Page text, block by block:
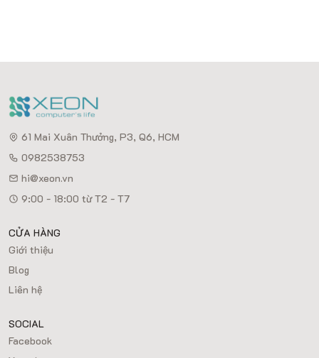
61 Mai Xuân Thưởng, P3, Q6, HCM
0982538753
hi@xeon.vn
9:00 - 18:00 từ T2 - T7
CỬA HÀNG
Giới thiệu
Blog
Liên hệ
SOCIAL
Facebook